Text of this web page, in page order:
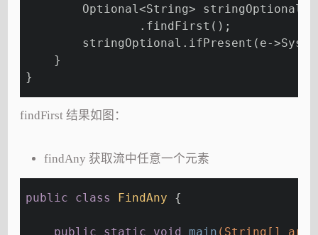
Optional<String> stringOptional
                .findFirst();
stringOptional.ifPresent(e-
    }
}
findFirst 结果如图：
findAny 获取流中任意一个元素
public class FindAny {
public static void main (String[]